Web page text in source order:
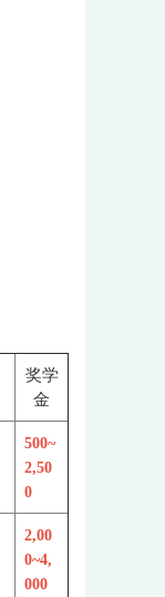
奖学
金
500~
2,50
0
2,00
0~4,
000